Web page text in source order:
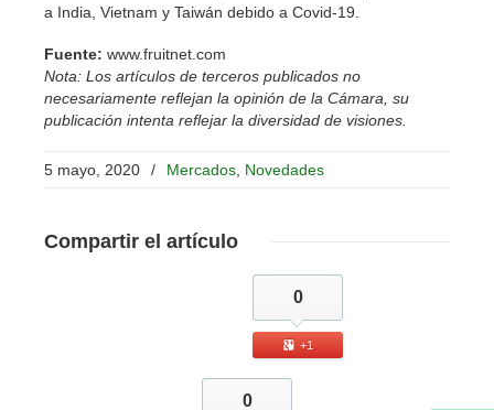
a India, Vietnam y Taiwán debido a Covid-19.
Fuente: www.fruitnet.com
Nota: Los artículos de terceros publicados no
necesariamente reflejan la opinión de la Cámara, su
publicación intenta reflejar la diversidad de visiones.
5 mayo, 2020 / Mercados Novedades
Compartir el artículo
0
+1
0